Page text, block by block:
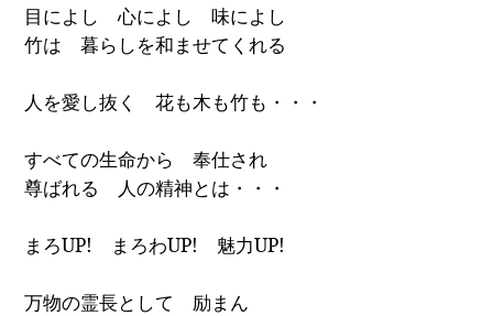
目によし 心によし 味によし
竹は 暮らしを和ませてくれる
人を愛し抜く 花も木も竹も・・・
すべての生命から 奉仕され
尊ばれる 人の精神とは・・・
まろUP! まろわUP! 魅力UP!
万物の霊長として 励まん